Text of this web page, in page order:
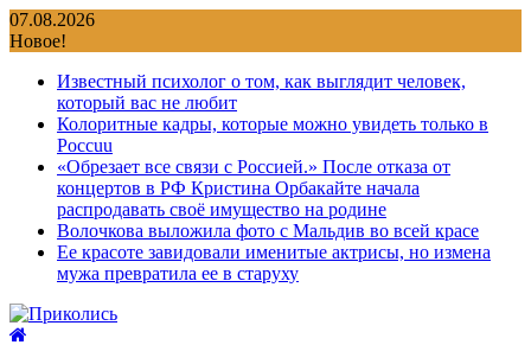
Перейти
к
07.08.2026
Новое!
Известный психолог о том, как выглядит человек,
который вас не любит
Колоритные кадры, которые можно увидеть только в
Россuu
«Обрезает все связи с Россией.» После отказа от
концертов в РФ Кристина Орбакайте начала
распродавать своё имущество на родине
Волочкова выложила фото с Мальдив во всей красе
Ее красоте завидовали именитые актрисы, но измена
мужа превратила ее в старуху